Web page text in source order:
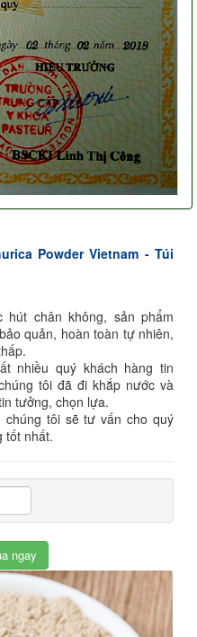
Powder Vietnam - Túi
chân không, sản phẩm
quản, hoàn toàn tự nhiên,
nhiều quý khách hàng tin
tôi đã đi khắp nước và
tưởng, chọn lựa.
chúng tôi sẽ tư vấn cho quý
tốt nhất.
ngay